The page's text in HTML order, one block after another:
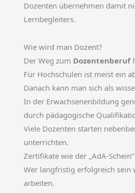
Dozenten übernehmen damit
Lernbegleiters.
Wie wird man Dozent?
Der Weg zum Dozentenberuf
Für Hochschulen ist meist ein
Danach kann man sich als
In der Erwachsenenbildung
durch pädagogische
Viele Dozenten starten
unterrichten.
Zertifikate wie der „AdA-
Wer langfristig erfolgreich sein
arbeiten.